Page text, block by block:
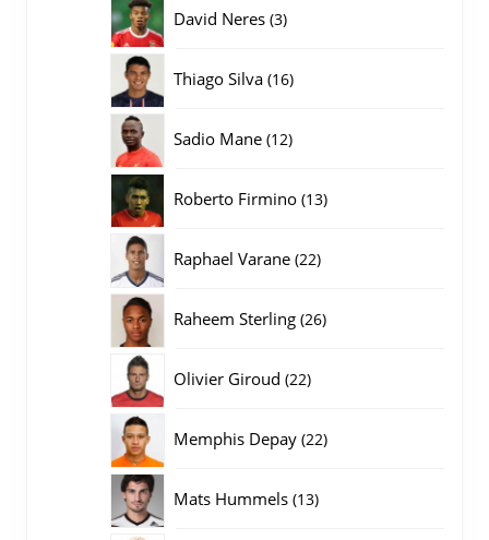
David Neres 33
Thiago Silva 1616
Sadio Mane 1212
Roberto Firmino 1313
Raphael Varane 2222
Raheem Sterling 2626
Olivier Giroud 2222
Memphis Depay 2222
Mats Hummels 1313